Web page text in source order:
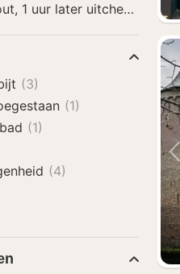
1 uur later uitchecken
(1)
(3)
(1)
(1)
(4)